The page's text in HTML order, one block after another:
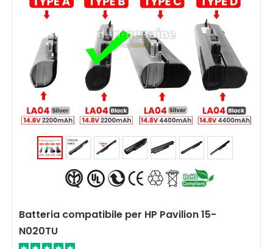
Batteria compatibile per HP Pavilion 15-
N020TU